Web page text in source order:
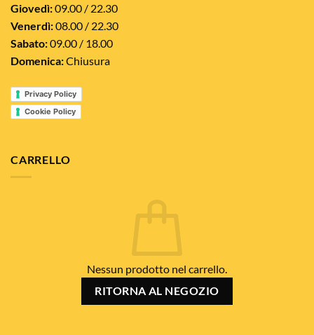
Giovedì:09.00 / 22.30
Venerdì:08.00 / 22.30
Sabato:09.00 / 18.00
Domenica:Chiusura
Privacy Policy
Cookie Policy
CARRELLO
Nessun prodotto nel carrello.
RITORNA AL NEGOZIO